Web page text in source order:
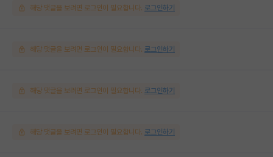
해당 댓글을 보려면 로그인이 필요합니다. 로그인하기
해당 댓글을 보려면 로그인이 필요합니다. 로그인하기
해당 댓글을 보려면 로그인이 필요합니다. 로그인하기
해당 댓글을 보려면 로그인이 필요합니다. 로그인하기